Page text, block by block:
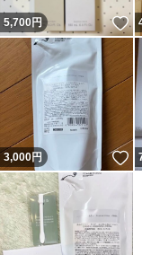
5,700円
3,000円